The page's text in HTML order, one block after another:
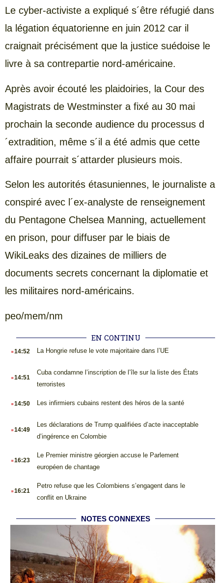
Le cyber-activiste a expliqué s´être réfugié dans
la légation équatorienne en juin 2012 car il
craignait précisément que la justice suédoise le
livre à sa contrepartie nord-américaine.
Après avoir écouté les plaidoiries, la Cour des
Magistrats de Westminster a fixé au 30 mai
prochain la seconde audience du processus d
´extradition, même s´il a été admis que cette
affaire pourrait s´attarder plusieurs mois.
Selon les autorités étasuniennes, le journaliste a
conspiré avec l´ex-analyste de renseignement
du Pentagone Chelsea Manning, actuellement
en prison, pour diffuser par le biais de
WikiLeaks des dizaines de milliers de
documents secrets concernant la diplomatie et
les militaires nord-américains.
peo/mem/nm
EN CONTINU
.14:52 La Hongrie refuse le vote majoritaire dans l’UE
.14:51
Cuba condamne l’inscription de l’île sur la liste des États
terroristes
.14:50 Les infirmiers cubains restent des héros de la santé
.14:49
Les déclarations de Trump qualifiées d’acte inacceptable
d’ingérence en Colombie
.16:23
Le Premier ministre géorgien accuse le Parlement
européen de chantage
.16:21
Petro refuse que les Colombiens s’engagent dans le
conflit en Ukraine
NOTES CONNEXES